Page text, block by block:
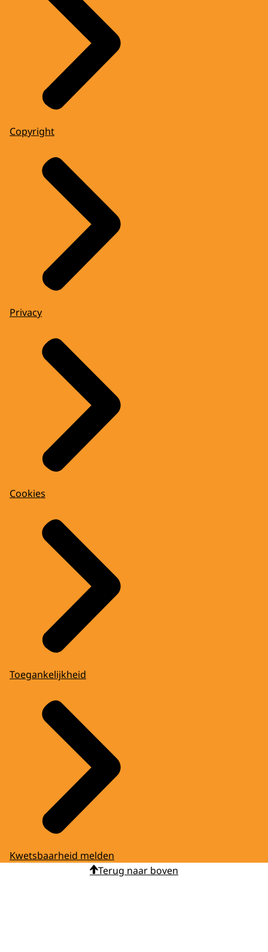
Copyright
Privacy
Cookies
Toegankelijkheid
Kwetsbaarheid melden
Terug naar boven